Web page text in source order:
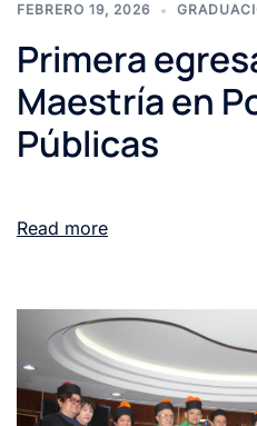
FEBRERO 19, 2026
Primera
Maestría en
Públicas
Read more